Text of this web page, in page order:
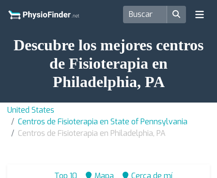
Descubre los mejores centros
de Fisioterapia en
Philadelphia, PA
United States
Centros de Fisioterapia en State of Pennsylvania
Centros de Fisioterapia en Philadelphia, PA
Top 10 Mapa Cerca de mí